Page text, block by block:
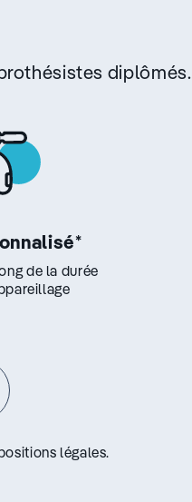
diplômés.
*
de la durée
légales.